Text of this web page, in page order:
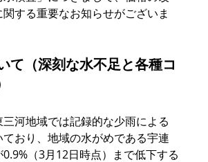
する重要なお知らせがございま
て（深刻な水不足と各種コ
河地域では記録的な少雨による
おり、地域の水がめである宇連
（3月12日時点）まで低下する